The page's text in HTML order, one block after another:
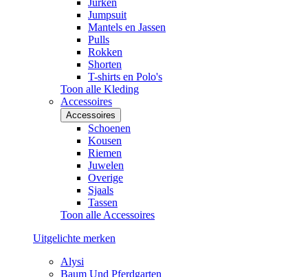
Jurken
Jumpsuit
Mantels en Jassen
Pulls
Rokken
Shorten
T-shirts en Polo's
Toon alle Kleding
Accessoires
Accessoires
Schoenen
Kousen
Riemen
Juwelen
Overige
Sjaals
Tassen
Toon alle Accessoires
Uitgelichte merken
Alysi
Baum Und Pferdgarten